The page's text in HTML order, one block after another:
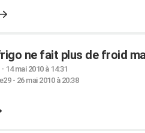
ne fait plus de froid
- 14 mai 2010 à 14:31
- 26 mai 2010 à 20:38